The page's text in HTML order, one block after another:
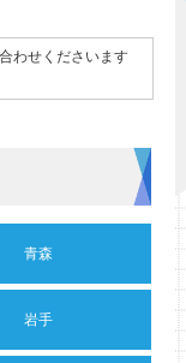
わせくださいます
青森
岩手